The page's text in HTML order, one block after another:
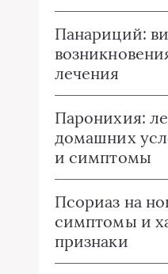
Панариций:
лечения
Паронихия:
домашних
и симптомы
Псориаз на
симптомы и
признаки